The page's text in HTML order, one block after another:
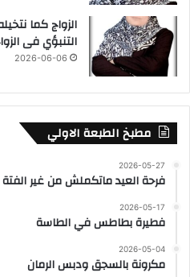
الزواج كما
التنبؤي فى
2026-06-06
مطبخ الطبعة الاولي
2026-05-27
فرحة العيد ماتكملش من غير الفتة
2026-05-17
فطيرة بطاطس في الطاسة
2026-05-04
مكرونة بالسجق ودبس الرمان